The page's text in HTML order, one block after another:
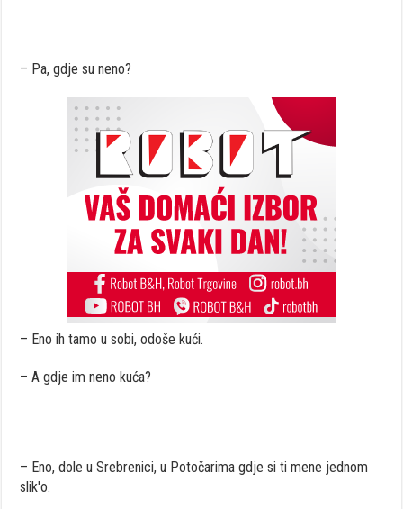
– Pa, gdje su neno?
– Eno ih tamo u sobi, odoše kući.
– A gdje im neno kuća?
– Eno, dole u Srebrenici, u Potočarima gdje si ti mene jednom
slik'o.